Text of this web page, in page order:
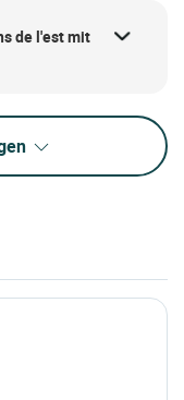
de l'est mit